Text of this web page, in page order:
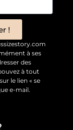
!
à ses
des
à tout
le lien « se
e-mail.